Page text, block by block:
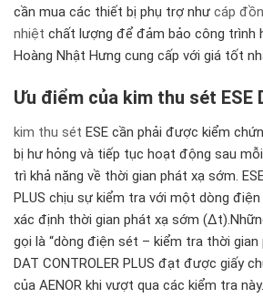
cần mua các thiết bị phụ trợ như cáp
nhiệt chất lượng để đảm bảo công trình
Hoàng Nhật Hưng cung cấp với giá tốt
Ưu điểm của kim thu sét ESE
kim thu sét ESE cần phải được kiểm
bị hư hỏng và tiếp tục hoạt động sau
trì khả năng về thời gian phát xạ sớm.
PLUS chịu sự kiểm tra với một dòng
xác định thời gian phát xạ sớm
gọi là “dòng điện sét – kiểm tra thời gian
DAT CONTROLER PLUS đạt được giấy
của AENOR khi vượt qua các kiểm tra này.